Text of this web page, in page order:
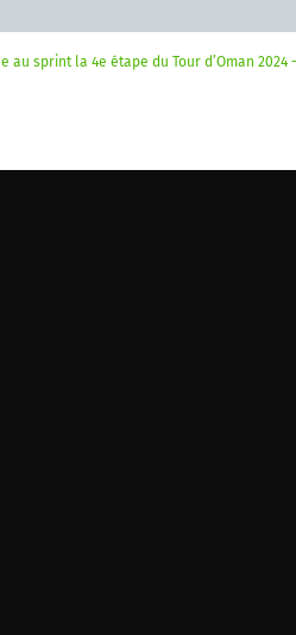
au sprint la 4e étape du Tour d’Oman